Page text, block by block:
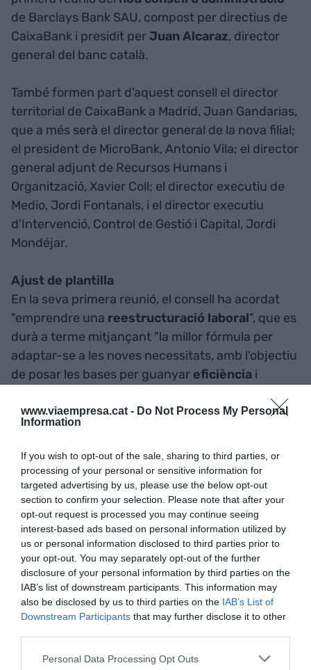
www.viaempresa.cat - Do Not Process My Personal
Information
If you wish to opt-out of the sale, sharing to third parties, or
processing of your personal or sensitive information for
targeted advertising by us, please use the below opt-out
section to confirm your selection. Please note that after your
opt-out request is processed you may continue seeing
interest-based ads based on personal information utilized by
us or personal information disclosed to third parties prior to
your opt-out. You may separately opt-out of the further
disclosure of your personal information by third parties on the
IAB’s list of downstream participants. This information may
also be disclosed by us to third parties on the IAB’s List of
Downstream Participants that may further disclose it to other
Personal Data Processing Opt Outs
de Barclays Bank SAU, compost per directius de
CaixaBank i presidit perJuan Alcaraz, director
general del banc català.
També formen part d'aquest consell el director
territorial de CaixaBank a Madrid, Juan Gandarias,
que a més serà el director general de la nova filial;
el president de MicroBank, Antonio Vila; el director
general adjunt de Recursos Humans i
Organització, Xavier Coll; el director executiu de
Medio, Jordi Fontanals, i el director executiu
d'Intervenció, Control de Gestió i Capital, Jordi
Mondéjar.
Ajust de plantilla
En la seva primera reunió, el consell ha acordat
"emprendre una reestructuració laboral", que es
durà a terme mitjançant "la millor fórmula per
adaptar-se a les noves necessitats, amb l'objectiu
de posar les bases per guanyar eficiència i
L'entitat ha comunicat als representants sindicals
la convocatòria de la taula de negociació, que es
constituirà en un termini de dues setmanes, per
abordar les condicions de l'ajust i determinar el
nombre d'afectats i lesindemnitzacionsque
percebran.
Elsclientsde Barclays Bank SAU mantindran la
seva actual operativa bancària sense cap canvi i
amb les mateixes condicions i prestacions, ja que
seran atesos per l'actual personal de Barclays
Bank.